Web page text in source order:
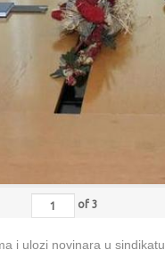
of 3
i ulozi novinara u sindikatu